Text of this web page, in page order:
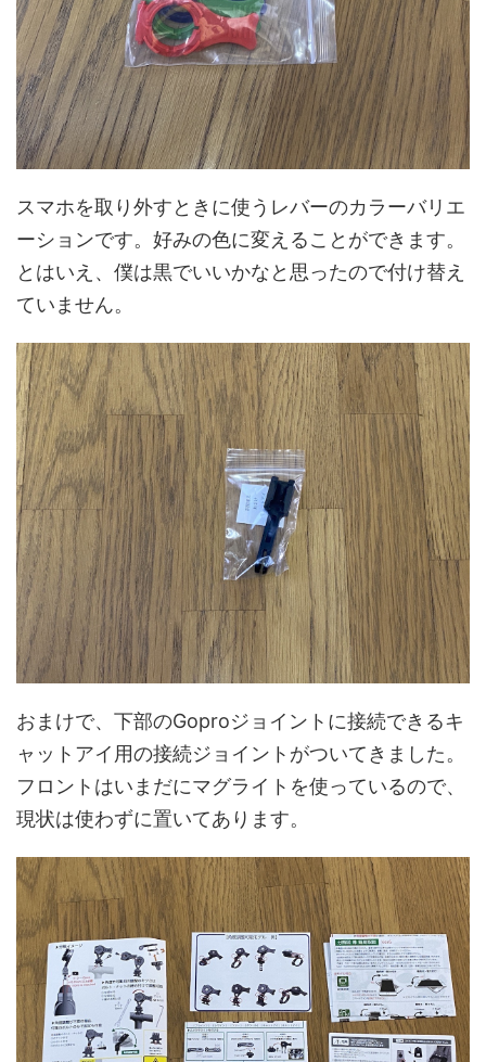
スマホを取り外すときに使うレバーのカラーバリエ
ーションです。好みの色に変えることができます。
とはいえ、僕は黒でいいかなと思ったので付け替え
ていません。
おまけで、下部のGoproジョイントに接続できるキ
ャットアイ用の接続ジョイントがついてきました。
フロントはいまだにマグライトを使っているので、
現状は使わずに置いてあります。